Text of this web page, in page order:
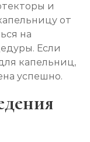
и
от
на
Если
капельниц,
успешно.